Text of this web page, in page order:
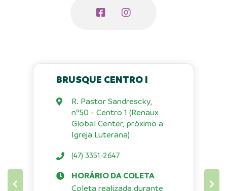
BRUSQUE CENTRO I
R. Pastor Sandrescky,
nº50 - Centro 1 (Renaux
Global Center, próximo a
Igreja Luterana)
(47) 3351-2647
HORÁRIO DA COLETA
Coleta realizada durante